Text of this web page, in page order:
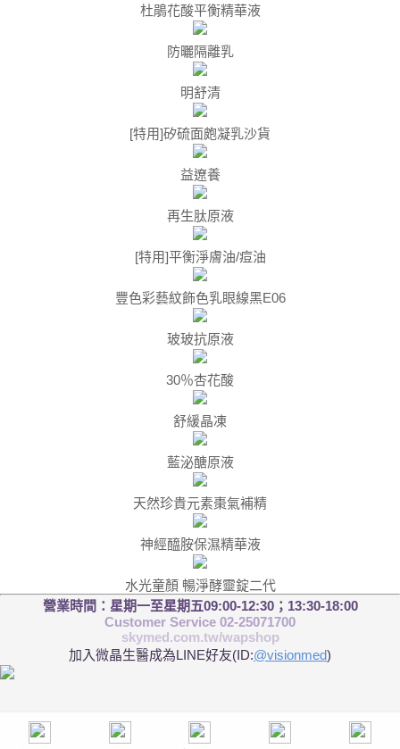
杜鵑花酸平衡精華液
防曬隔離乳
明舒清
[特用]矽硫面皰凝乳沙貨
益遼養
再生肽原液
[特用]平衡淨膚油/痘油
豐色彩藝紋飾色乳眼線黑E06
玻玻抗原液
30％杏花酸
舒緩晶凍
藍泌醣原液
天然珍貴元素棗氣補精
神經醯胺保濕精華液
水光童顏 暢淨酵靈錠二代
營業時間：星期一至星期五09:00-12:30；13:30-18:00
Customer Service 02-25071700
skymed.com.tw/wapshop
加入微晶生醫成為LINE好友(ID:@visionmed)